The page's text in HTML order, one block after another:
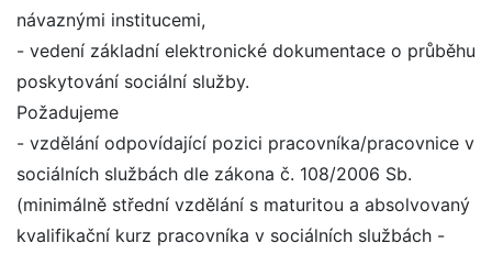
návaznými institucemi,
- vedení základní elektronické dokumentace o průběhu
poskytování sociální služby.
Požadujeme
- vzdělání odpovídající pozici pracovníka/pracovnice v
sociálních službách dle zákona č. 108/2006 Sb.
(minimálně střední vzdělání s maturitou a absolvovaný
kvalifikační kurz pracovníka v sociálních službách -